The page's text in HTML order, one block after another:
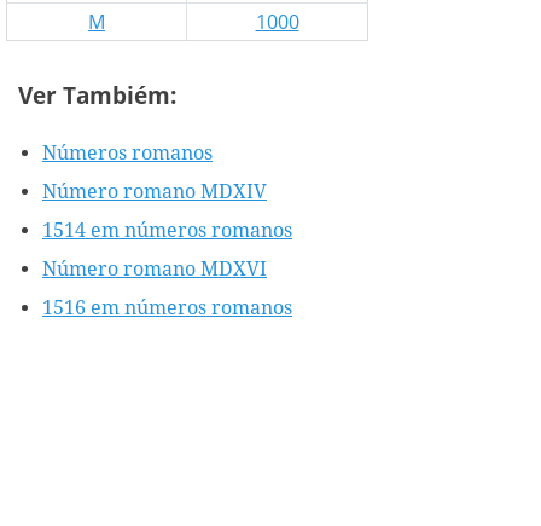
M
1000
Ver Tambiém:
Números romanos
Número romano MDXIV
1514 em números romanos
Número romano MDXVI
1516 em números romanos